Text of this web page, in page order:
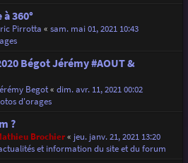
360°
Pirrotta « sam. mai 01, 2021 10:43
Bégot Jérémy #AOUT &
Begot« dim. avr. 11, 2021 00:02
d'orages
?
Brochier« jeu. janv. 21, 2021 13:20
et information du site et du forum